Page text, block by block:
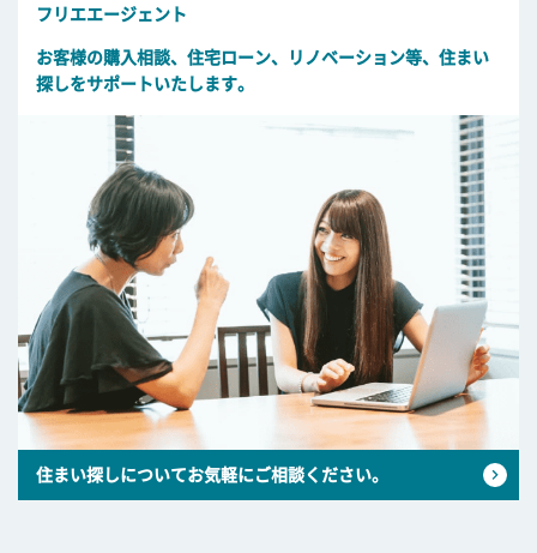
フリエエージェント
お客様の購入相談、住宅ローン、リノベーション等、住まい
探しをサポートいたします。
住まい探しについてお気軽にご相談ください。